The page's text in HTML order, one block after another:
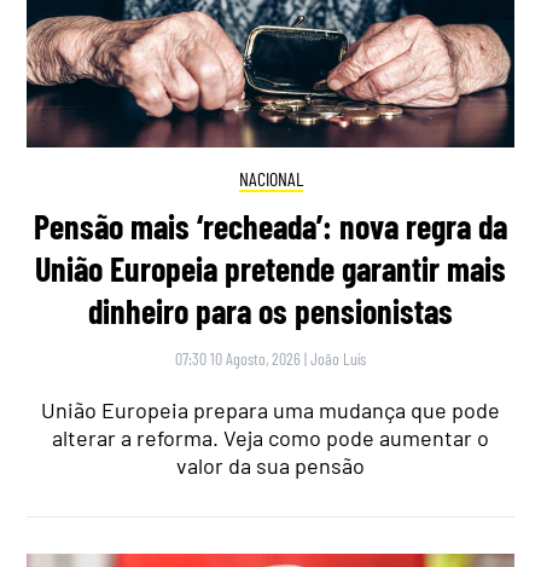
NACIONAL
Pensão mais ‘recheada’: nova regra da
União Europeia pretende garantir mais
dinheiro para os pensionistas
07:30 10 Agosto, 2026 |João Luís
União Europeia prepara uma mudança que pode
alterar a reforma. Veja como pode aumentar o
valor da sua pensão